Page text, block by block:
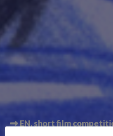
EN short film